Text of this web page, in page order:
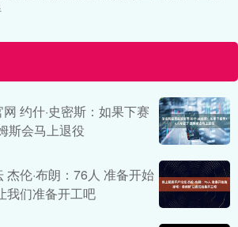
约什·史密斯：如果下赛
斯会马上退役
杰伦·布朗：76人 准备开始
我们准备开工吧